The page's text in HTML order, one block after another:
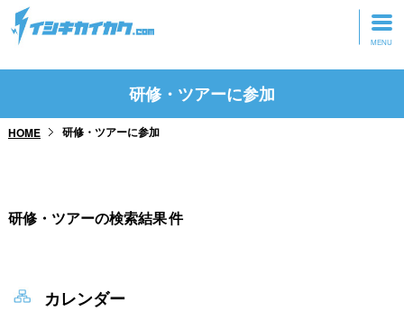
トップページ
研修・ツアーに参加
研修・ツアーに参加
HOME 研修・ツアーに参加
研修・ツアーの検索結果件
カレンダー